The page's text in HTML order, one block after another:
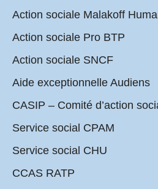
Action sociale Malakoff
Action sociale Pro BTP
Action sociale SNCF
Aide exceptionnelle Audiens
CASIP – Comité d’action
Service social CPAM
Service social CHU
CCAS RATP